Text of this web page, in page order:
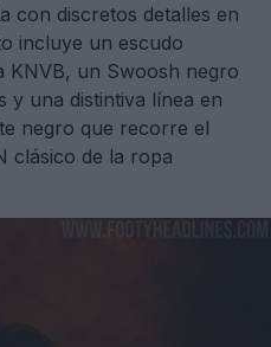
con discretos detalles en
incluye un escudo
KNVB, un Swoosh negro
y una distintiva línea en
negro que recorre el
clásico de la ropa